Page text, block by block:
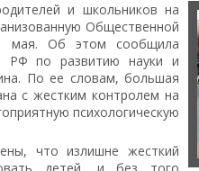
и школьников на
Общественной
мая. Об этом сообщила
РФ по развитию науки и
По ее словам, большая
с жестким контролем на
психологическую
что излишне жесткий